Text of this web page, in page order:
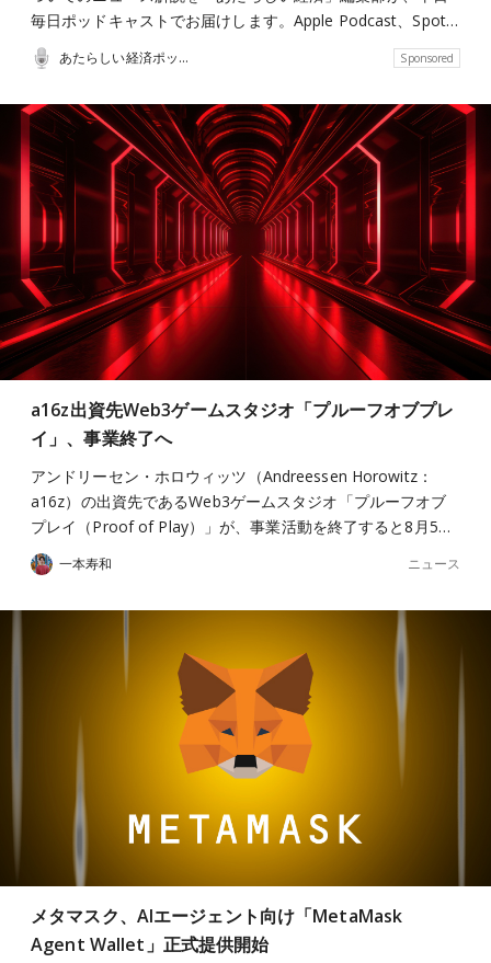
毎日ポッドキャストでお届けします。Apple Podcast、Spot…
あたらしい経済ポッドキャスト Sponsored
a16z出資先Web3ゲームスタジオ「プルーフオブプレ
イ」、事業終了へ
アンドリーセン・ホロウィッツ（Andreessen Horowitz：
a16z）の出資先であるWeb3ゲームスタジオ「プルーフオブ
プレイ（Proof of Play）」が、事業活動を終了すると8月5…
一本寿和 ニュース
メタマスク、AIエージェント向け「MetaMask
Agent Wallet」正式提供開始